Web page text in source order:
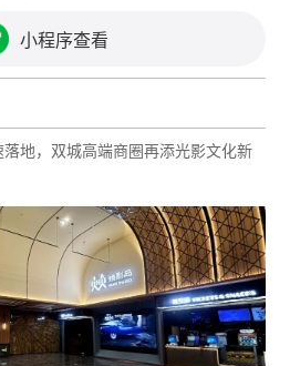
小程序查看
地，双城高端商圈再添光影文化新